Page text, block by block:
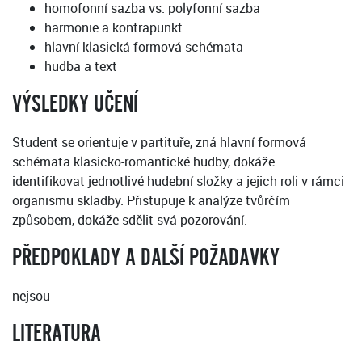
homofonní sazba vs. polyfonní sazba
harmonie a kontrapunkt
hlavní klasická formová schémata
hudba a text
VÝSLEDKY UČENÍ
Student se orientuje v partituře, zná hlavní formová
schémata klasicko-romantické hudby, dokáže
identifikovat jednotlivé hudební složky a jejich roli v rámci
organismu skladby. Přistupuje k analýze tvůrčím
způsobem, dokáže sdělit svá pozorování.
PŘEDPOKLADY A DALŠÍ POŽADAVKY
nejsou
LITERATURA